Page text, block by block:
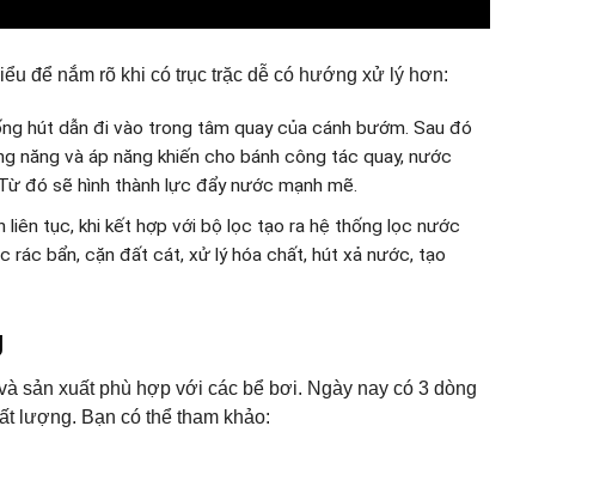
để nắm rõ khi có trục trặc dễ có hướng xử lý hơn:
hút dẫn đi vào trong tâm quay của cánh bướm. Sau đó
năng và áp năng khiến cho bánh công tác quay, nước
đó sẽ hình thành lực đẩy nước mạnh mẽ.
tục, khi kết hợp với bộ lọc tạo ra hệ thống lọc nước
rác bẩn, cặn đất cát, xử lý hóa chất, hút xả nước, tạo
sản xuất phù hợp với các bể bơi. Ngày nay có 3 dòng
lượng. Bạn có thể tham khảo: